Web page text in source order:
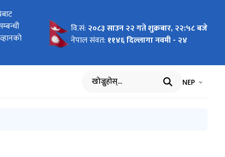
हुने
सूचना
हुने
वि.सं: २०८३ साउन २२ गते शुक्रबार, २२:५८ बजे
नेपाल संवत: ११४६ दिल्लागा नवमी - २४
खोज्नुहोस् भाषा चयन
NEP